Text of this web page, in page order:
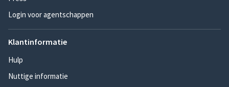
Login voor agentschappen
Klantinformatie
Hulp
Nuttige informatie